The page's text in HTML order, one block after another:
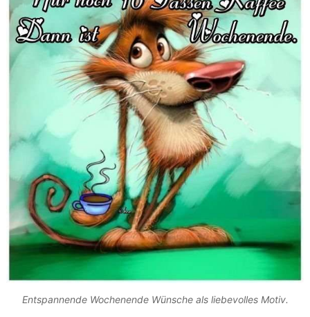
Entspannende Wochenende Wünsche als liebevolles Motiv.